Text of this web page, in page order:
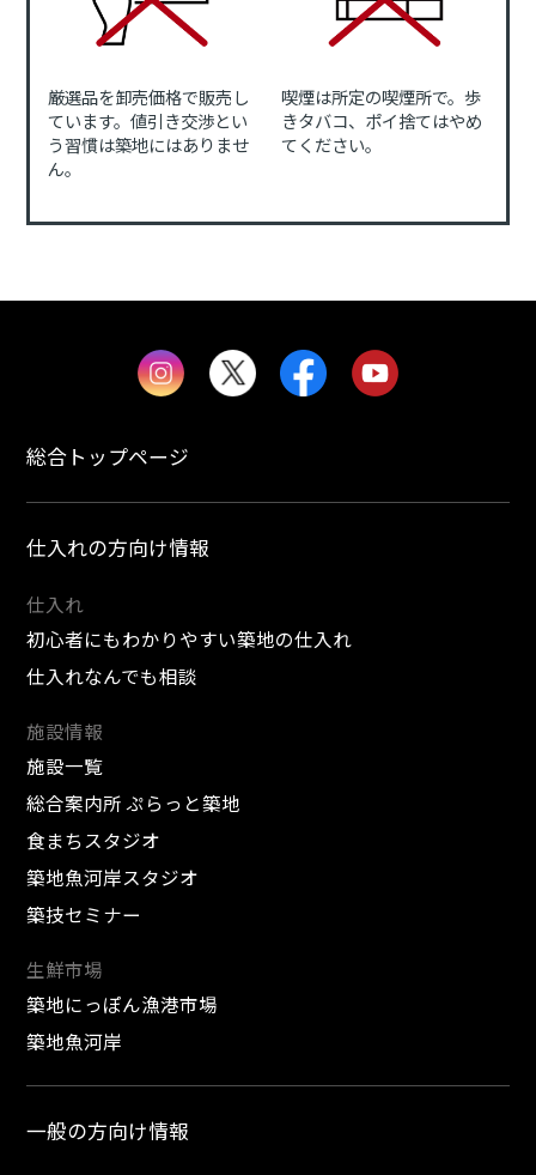
厳選品を卸売価格で販売し
ています。値引き交渉とい
う習慣は築地にはありませ
ん。
喫煙は所定の喫煙所で。歩
きタバコ、ポイ捨てはやめ
てください。
総合トップページ
仕入れの方向け情報
仕入れ
初心者にもわかりやすい築地の仕入れ
仕入れなんでも相談
施設情報
施設一覧
総合案内所 ぷらっと築地
食まちスタジオ
築地魚河岸スタジオ
築技セミナー
生鮮市場
築地にっぽん漁港市場
築地魚河岸
一般の方向け情報